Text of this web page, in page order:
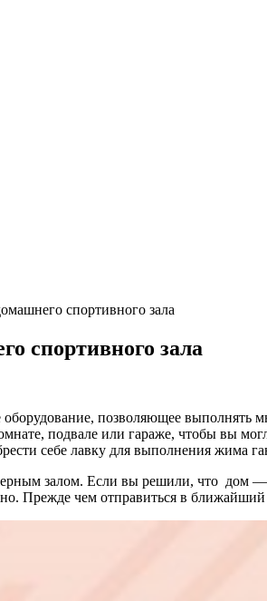
спортивного зала
спортивного зала
позволяющее
подвале или гараже, чтобы вы
себе лавку для выполнения жима
залом. Если вы решили, что дом
Прежде чем отправиться в ближайший